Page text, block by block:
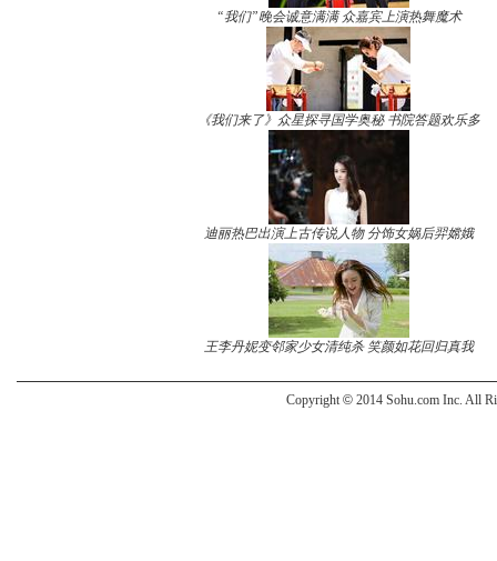
“我们”晚会诚意满满 众嘉宾上演热舞魔术
《我们来了》众星探寻国学奥秘 书院答题欢乐多
迪丽热巴出演上古传说人物 分饰女娲后羿嫦娥
王李丹妮变邻家少女清纯杀 笑颜如花回归真我
Copyright © 2014 Sohu.com Inc. All